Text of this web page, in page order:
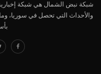
شبكة نبض الشمال هي شبكة
والأحداث التي تحصل في سوريا،